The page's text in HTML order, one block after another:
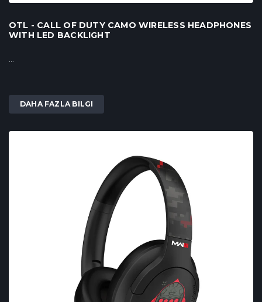
OTL - CALL OF DUTY CAMO WIRELESS HEADPHONES
WITH LED BACKLIGHT
...
DAHA FAZLA BILGI